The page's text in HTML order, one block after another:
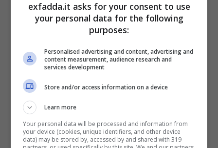
exfadda.it asks for your consent to use
your personal data for the following
purposes:
Personalised advertising and content, advertising and
content measurement, audience research and
services development
Store and/or access information on a device
Learn more
Your personal data will be processed and information from
your device (cookies, unique identifiers, and other device
data) may be stored by, accessed by and shared with 319